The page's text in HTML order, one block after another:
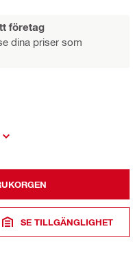
företag
dina priser som
SE TILLGÄNGLIGHET